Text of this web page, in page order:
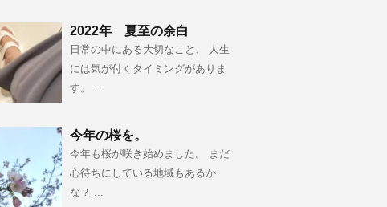
2022年 夏至の余白
日常の中にある大切なこと、 人生
には気が付くタイミングがありま
す。 ...
今年の桜を。
今年も桜が咲き始めました。 まだ
心待ちにしている地域もあるか
な？ ...